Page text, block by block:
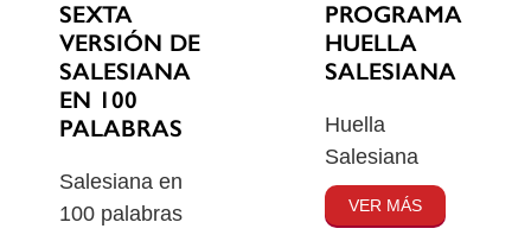
SEXTA
VERSIÓN DE
SALESIANA
EN 100
PALABRAS
Salesiana en
100 palabras
PROGRAMA
HUELLA
SALESIANA
Huella
Salesiana
VER MÁS